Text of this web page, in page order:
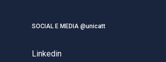
SOCIAL E MEDIA @unicatt
Linkedin